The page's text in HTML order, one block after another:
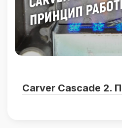
Carver Cascade 2.